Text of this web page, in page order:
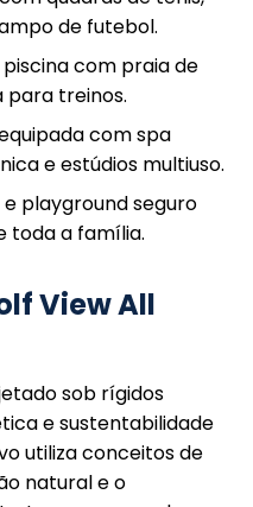
de futebol.
com praia de
para treinos.
com spa
e estúdios multiuso.
playground seguro
toda a família.
View All
sob rígidos
e sustentabilidade
utiliza conceitos de
natural e o